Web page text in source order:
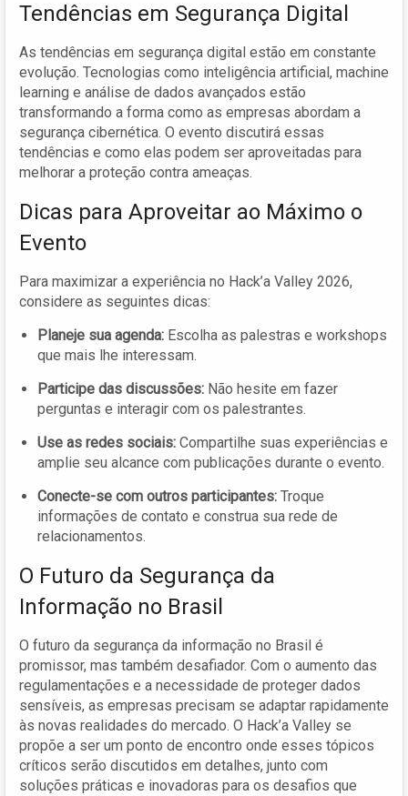
Tendências em Segurança Digital
As tendências em segurança digital estão em constante
evolução. Tecnologias como inteligência artificial, machine
learning e análise de dados avançados estão
transformando a forma como as empresas abordam a
segurança cibernética. O evento discutirá essas
tendências e como elas podem ser aproveitadas para
melhorar a proteção contra ameaças.
Dicas para Aproveitar ao Máximo o
Evento
Para maximizar a experiência no Hack’a Valley 2026,
considere as seguintes dicas:
Planeje sua agenda: Escolha as palestras e workshops
que mais lhe interessam.
Participe das discussões: Não hesite em fazer
perguntas e interagir com os palestrantes.
Use as redes sociais: Compartilhe suas experiências e
amplie seu alcance com publicações durante o evento.
Conecte-se com outros participantes: Troque
informações de contato e construa sua rede de
relacionamentos.
O Futuro da Segurança da
Informação no Brasil
O futuro da segurança da informação no Brasil é
promissor, mas também desafiador. Com o aumento das
regulamentações e a necessidade de proteger dados
sensíveis, as empresas precisam se adaptar rapidamente
às novas realidades do mercado. O Hack’a Valley se
propõe a ser um ponto de encontro onde esses tópicos
críticos serão discutidos em detalhes, junto com
soluções práticas e inovadoras para os desafios que